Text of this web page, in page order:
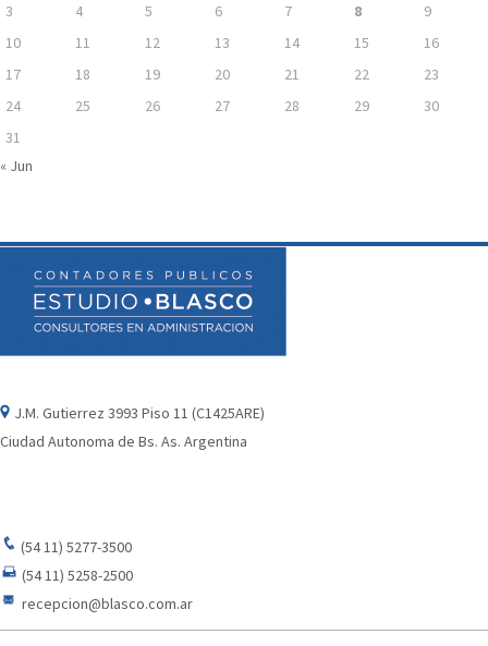
3
4 5 6 7 8
9
10
11 12 13 14 15
16
17
18 19 20 21 22
23
24
25 26 27 28 29
30
31
« Jun
J.M. Gutierrez 3993 Piso 11 (C1425ARE)
Ciudad Autonoma de Bs. As. Argentina
(54 11) 5277-3500
(54 11) 5258-2500
recepcion@blasco.com.ar